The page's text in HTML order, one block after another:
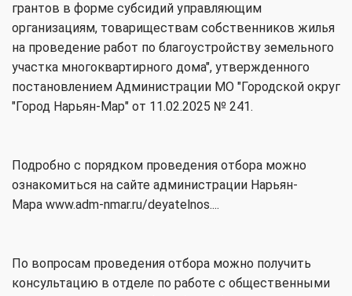
грантов в форме субсидий управляющим
организациям, товариществам собственников жилья
на проведение работ по благоустройству земельного
участка многоквартирного дома", утвержденного
постановлением Администрации МО "Городской округ
"Город Нарьян-Мар" от 11.02.2025 № 241.
Подробно с порядком проведения отбора можно
ознакомиться на сайте администрации Нарьян-
Мара www.adm-nmar.ru/deyatelnos....
По вопросам проведения отбора можно получить
консультацию в отделе по работе с общественными